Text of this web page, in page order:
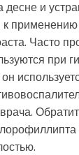
и
к
Часто
при